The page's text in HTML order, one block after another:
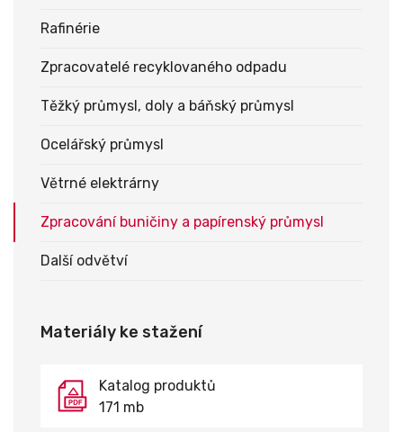
Rafinérie
Zpracovatelé recyklovaného odpadu
Těžký průmysl, doly a báňský průmysl
Ocelářský průmysl
Větrné elektrárny
Zpracování buničiny a papírenský průmysl
Další odvětví
Materiály ke stažení
Katalog produktů
171 mb